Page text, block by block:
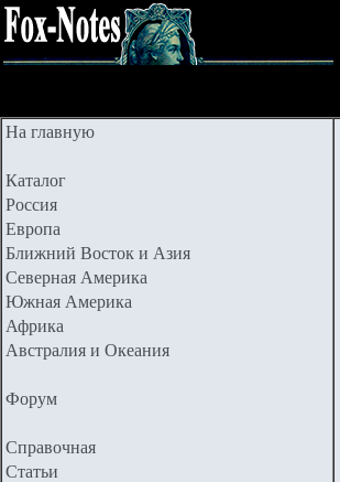
На главную
Каталог
Россия
Европа
Ближний Восток и Азия
Северная Америка
Южная Америка
Африка
Австралия и Океания
Форум
Справочная
Статьи